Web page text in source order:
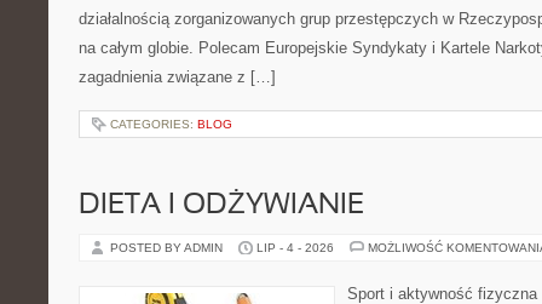
działalnością zorganizowanych grup przestępczych w
na całym globie. Polecam Europejskie Syndykaty i Kartele
zagadnienia związane z […]
CATEGORIES: BLOG
DIETA I ODŻYWIANIE
POSTED BY ADMIN LIP - 4 - 2026 MOŻLIWOŚĆ
Sport i aktywność